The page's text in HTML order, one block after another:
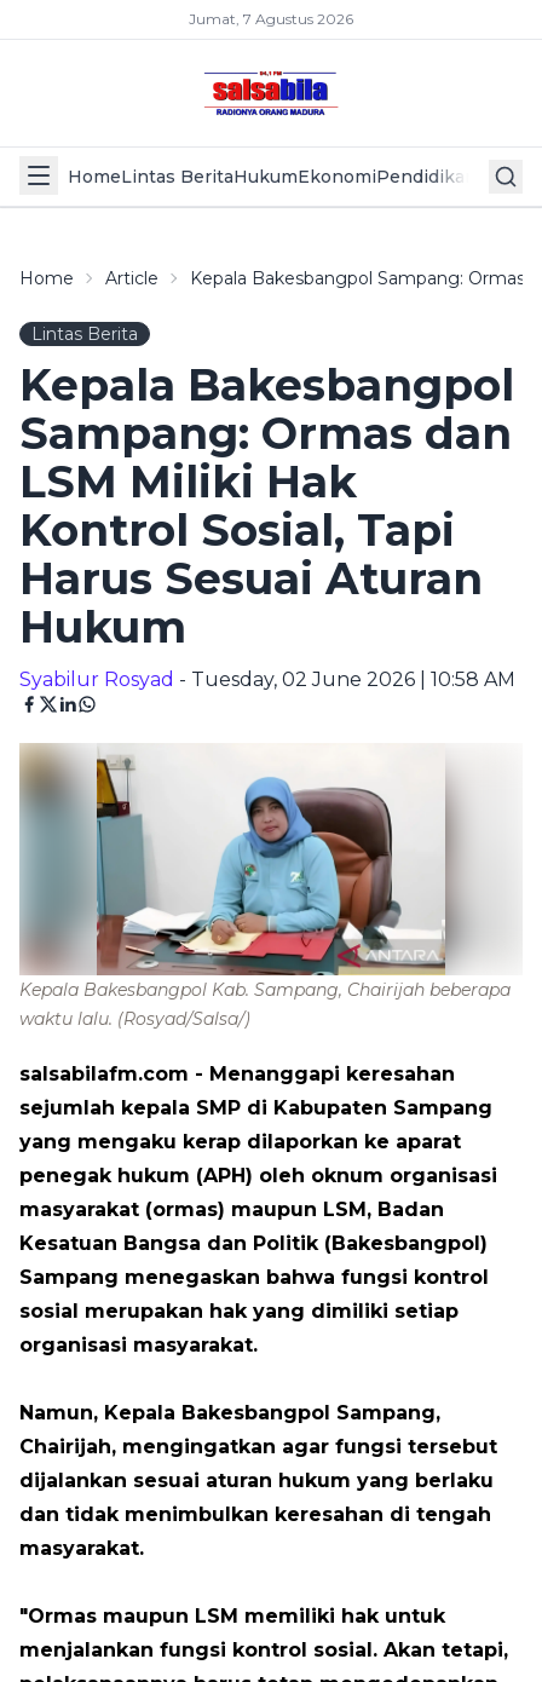
Jumat, 7 Agustus 2026
HomeLintas BeritaHukumEkonomiPendidikan Politik
Home Article Kepala Bakesbangpol Sampang: Ormas
Lintas Berita
Kepala Bakesbangpol
Sampang: Ormas dan
LSM Miliki Hak
Kontrol Sosial, Tapi
Harus Sesuai Aturan
Hukum
Syabilur Rosyad - Tuesday, 02 June 2026 | 10:58 AM
Kepala Bakesbangpol Kab. Sampang, Chairijah beberapa
waktu lalu. (Rosyad/Salsa/)
salsabilafm.com - Menanggapi keresahan
sejumlah kepala SMP di Kabupaten Sampang
yang mengaku kerap dilaporkan ke aparat
penegak hukum (APH) oleh oknum organisasi
masyarakat (ormas) maupun LSM, Badan
Kesatuan Bangsa dan Politik (Bakesbangpol)
Sampang menegaskan bahwa fungsi kontrol
sosial merupakan hak yang dimiliki setiap
organisasi masyarakat.
Namun, Kepala Bakesbangpol Sampang,
Chairijah, mengingatkan agar fungsi tersebut
dijalankan sesuai aturan hukum yang berlaku
dan tidak menimbulkan keresahan di tengah
masyarakat.
"Ormas maupun LSM memiliki hak untuk
menjalankan fungsi kontrol sosial. Akan tetapi,